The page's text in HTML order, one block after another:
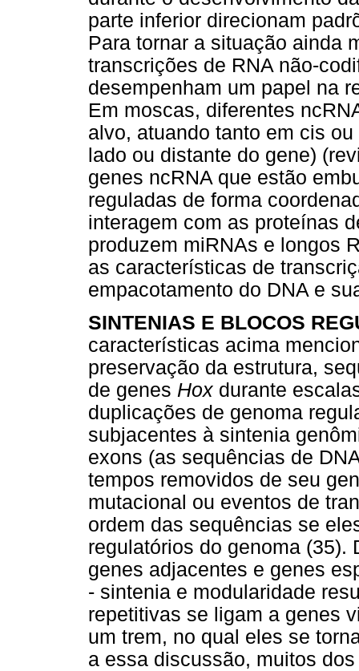
parte inferior direcionam
Para tornar a situação ainda
transcrições de RNA não-
desempenham um papel na
Em moscas, diferentes
alvo, atuando tanto em cis
lado ou distante do gene)
genes ncRNA que estão
reguladas de forma
interagem com as proteínas
produzem miRNAs e longos
as características de
empacotamento do DNA e
SINTENIAS E BLOCOS
características acima
preservação da estrutura,
de genes Hox durante
duplicações de genoma
subjacentes à sintenia
exons (as sequências de
tempos removidos de seu
mutacional ou eventos de
ordem das sequências se
regulatórios do genoma (35).
genes adjacentes e genes
- sintenia e modularidade
repetitivas se ligam a genes
um trem, no qual eles se
a essa discussão, muitos